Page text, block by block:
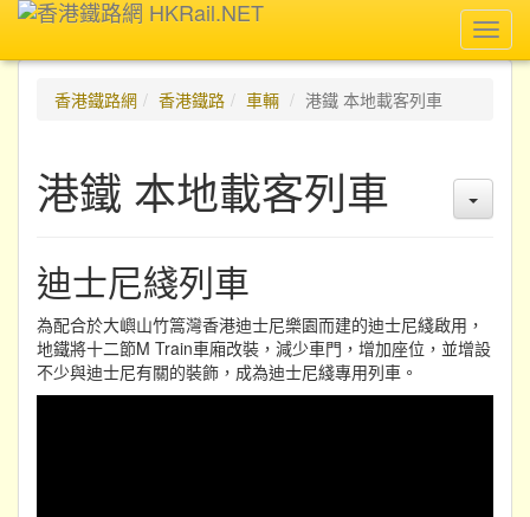
香港鐵路網
香港鐵路 車輛 港鐵 本地載客列車
港鐵 本地載客列車
迪士尼綫列車
為配合於大嶼山竹篙灣香港迪士尼樂園而建的迪士尼綫啟用，
地鐵將十二節M Train車廂改裝，減少車門，增加座位，並增設
不少與迪士尼有關的裝飾，成為迪士尼綫專用列車。